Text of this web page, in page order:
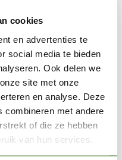
cookies
en advertenties te
social media te bieden
Ook delen we
site met onze
en analyse. Deze
combineren met andere
of die ze hebben
van hun services.